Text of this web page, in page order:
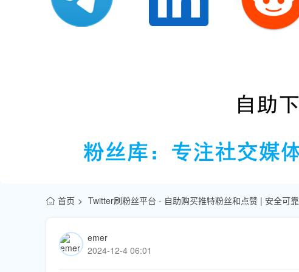
首页 Twitter刷粉丝平台 - 自助购买推特粉丝和点赞 | 安全可靠
emer
2024-12-4 06:01